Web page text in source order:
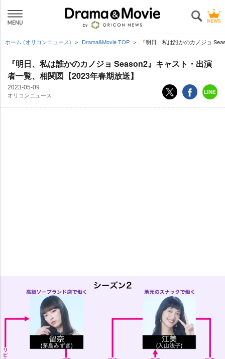
ホーム (オリコンニュース) Drama&Movie TOP 『明日、私は誰かのカノジョ
『明日、私は誰かのカノジョ Season2』キャスト・出演
者一覧、相関図【2023年春期放送】
2023-05-09
オリコンニュース